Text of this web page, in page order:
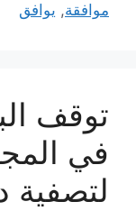
موافقة, يوافق
توقف
في
لتصفية